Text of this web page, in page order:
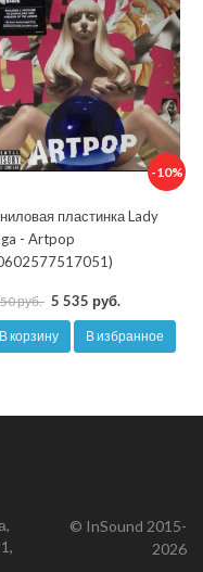
-10%
пластинка Lady
- Artpop
руб. 5 535 руб.
В корзину В избранное
© InSound 2015-
2026